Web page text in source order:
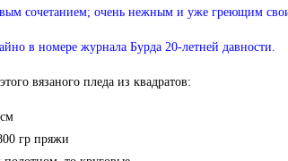
сочетанием; очень нежным и уже греющим
в номере журнала Бурда 20-летней давности.
вязаного пледа из квадратов:
гр пряжи